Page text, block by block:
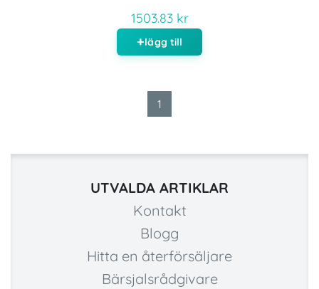
1503.83 kr
lägg till
1
UTVALDA ARTIKLAR
Kontakt
Blogg
Hitta en återförsäljare
Bärsjalsrådgivare